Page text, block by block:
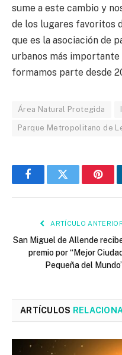
sume a este cambio y
de los lugares favoritos
que es la asociación de
urbanos más importante
formamos parte desde
Área Natural Protegida
Parque Metropolitano de
FacebookTwitter
ARTÍCULO
San Miguel de Allende
premio por “Mejor Ciudad
Pequeña del
ARTÍCULOS